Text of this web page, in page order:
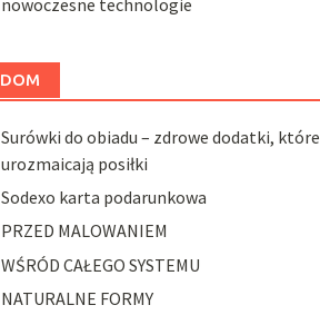
DOM
Surówki do obiadu – zdrowe dodatki, które
urozmaicają posiłki
Sodexo karta podarunkowa
PRZED MALOWANIEM
WŚRÓD CAŁEGO SYSTEMU
NATURALNE FORMY